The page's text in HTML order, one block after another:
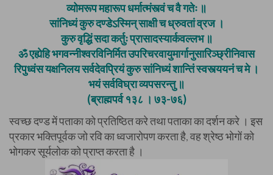
व्योमरूप महारूप धर्मात्मंस्त्वं च वै गतेः ॥
सांनिध्यं कुरु दण्डेऽस्मिन् साक्षी च ध्रुवतां व्रज ।
कुरु वृद्धिं सदा कर्तुः प्रासादस्यार्कवल्लभ ॥
ॐ एह्येहि भगवन्नीश्वरविनिर्मित उपरिचरवायुमार्गानुसारिञ्छ्रीनिवास
रिपुध्वंस यक्षनिलय सर्वदेवप्रियं कुरु सांनिध्यं शान्तिं स्वस्त्ययनं च मे ।
भयं सर्वविघ्रा व्यपसरन्तु ॥
(ब्राह्मपर्व १३८ । ७३-७६)
स्वच्छ दण्ड में पताका को प्रतिष्ठित करे तथा पताका का दर्शन करे । इस
प्रकार भक्तिपूर्वक जो रवि का ध्वजारोपण करता है, वह श्रेष्ठ भोगों को
भोगकर सूर्यलोक को प्राप्त करता है ।